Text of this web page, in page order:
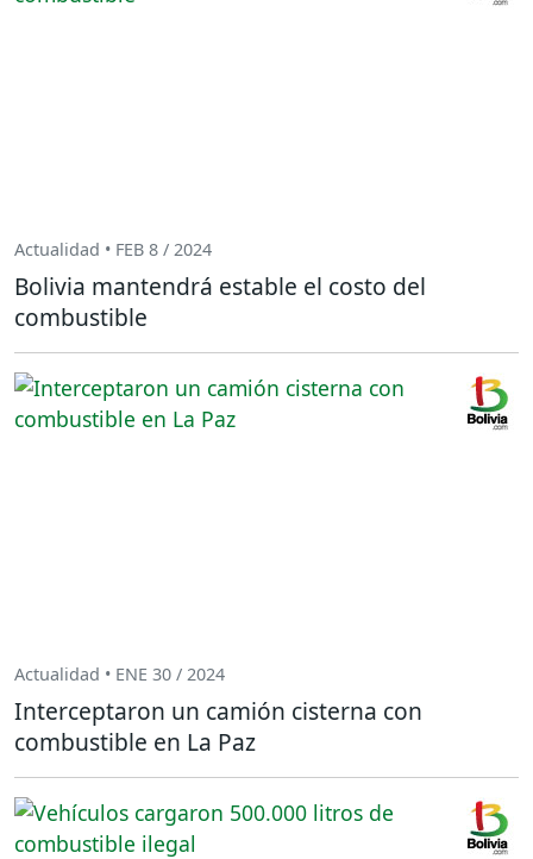
Actualidad • FEB 8 / 2024
Bolivia mantendrá estable el costo del
combustible
Actualidad • ENE 30 / 2024
Interceptaron un camión cisterna con
combustible en La Paz